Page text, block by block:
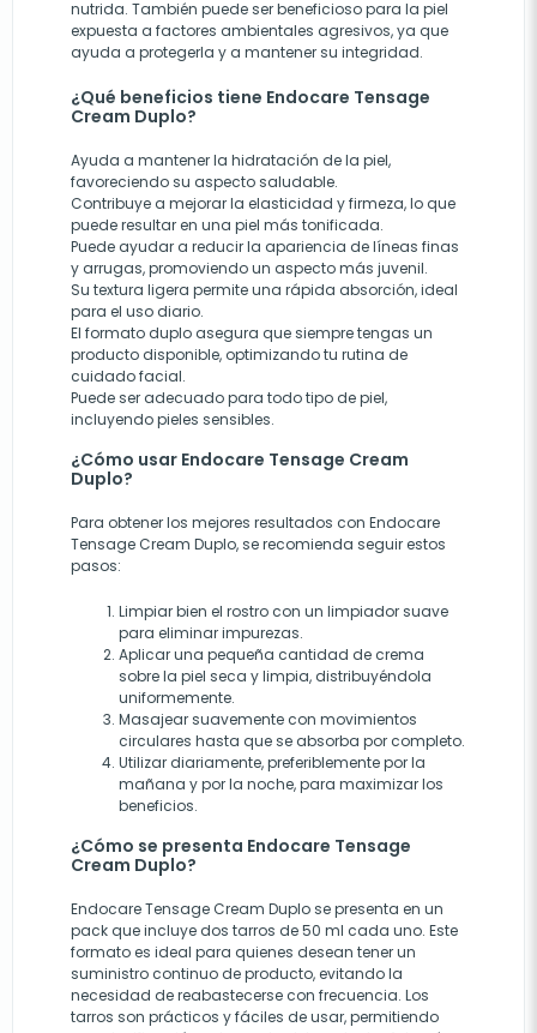
nutrida. También puede ser beneficioso para la piel
expuesta a factores ambientales agresivos, ya que
ayuda a protegerla y a mantener su integridad.
¿Qué beneficios tiene Endocare Tensage
Cream Duplo?
Ayuda a mantener la hidratación de la piel,
favoreciendo su aspecto saludable.
Contribuye a mejorar la elasticidad y firmeza, lo que
puede resultar en una piel más tonificada.
Puede ayudar a reducir la apariencia de líneas finas
y arrugas, promoviendo un aspecto más juvenil.
Su textura ligera permite una rápida absorción, ideal
para el uso diario.
El formato duplo asegura que siempre tengas un
producto disponible, optimizando tu rutina de
cuidado facial.
Puede ser adecuado para todo tipo de piel,
incluyendo pieles sensibles.
¿Cómo usar Endocare Tensage Cream
Duplo?
Para obtener los mejores resultados con Endocare
Tensage Cream Duplo, se recomienda seguir estos
pasos:
Limpiar bien el rostro con un limpiador suave
para eliminar impurezas.
Aplicar una pequeña cantidad de crema
sobre la piel seca y limpia, distribuyéndola
uniformemente.
Masajear suavemente con movimientos
circulares hasta que se absorba por completo.
Utilizar diariamente, preferiblemente por la
mañana y por la noche, para maximizar los
beneficios.
¿Cómo se presenta Endocare Tensage
Cream Duplo?
Endocare Tensage Cream Duplo se presenta en un
pack que incluye dos tarros de 50 ml cada uno. Este
formato es ideal para quienes desean tener un
suministro continuo de producto, evitando la
necesidad de reabastecerse con frecuencia. Los
tarros son prácticos y fáciles de usar, permitiendo